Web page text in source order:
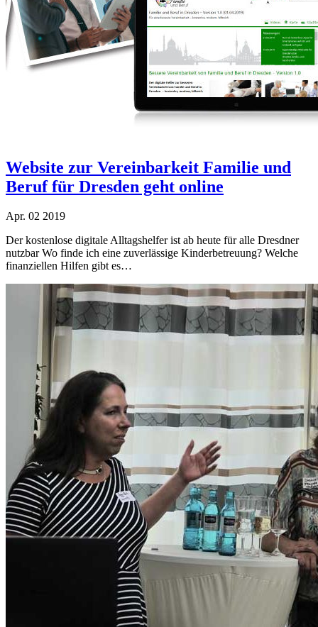
Website zur Vereinbarkeit Familie und
Beruf für Dresden geht online
Apr. 02 2019
Der kostenlose digitale Alltagshelfer ist ab heute für alle Dresdner
nutzbar Wo finde ich eine zuverlässige Kinderbetreuung? Welche
finanziellen Hilfen gibt es…